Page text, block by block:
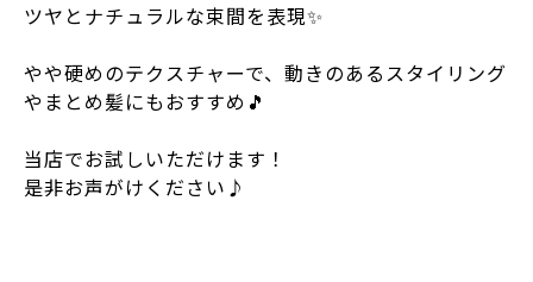
ツヤとナチュラルな束間を表現✨
やや硬めのテクスチャーで、動きのあるスタイリング
やまとめ髪にもおすすめ🎵
当店でお試しいただけます！
是非お声がけください♪